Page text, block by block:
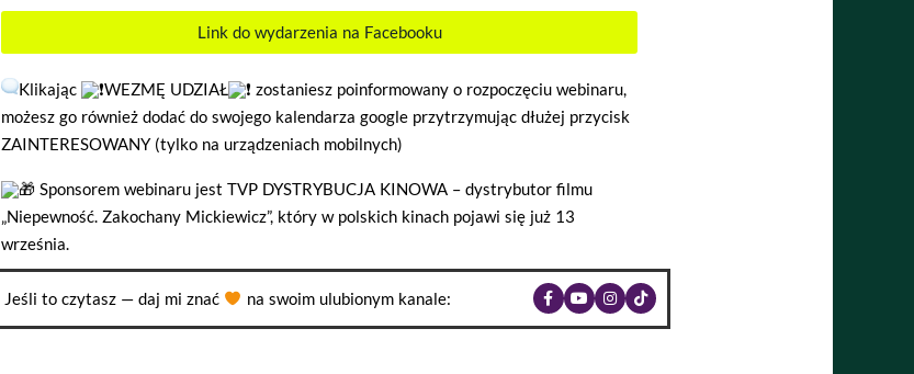
Link do wydarzenia na Facebooku
Klikając WEZMĘ UDZIAŁ
zostaniesz poinformowany o rozpoczęciu webinaru,
możesz go również dodać do swojego kalendarza google przytrzymując dłużej przycisk
ZAINTERESOWANY (tylko na urządzeniach mobilnych)
Sponsorem webinaru jest TVP DYSTRYBUCJA KINOWA – dystrybutor filmu
„Niepewność. Zakochany Mickiewicz”, który w polskich kinach pojawi się już 13
września.
Jeśli to czytasz — daj mi znać na swoim ulubionym kanale: